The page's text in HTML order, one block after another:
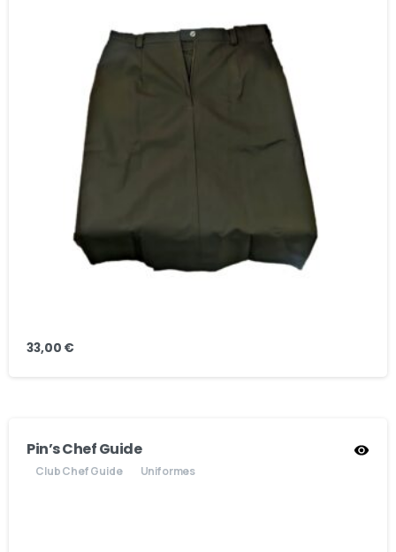
33,00 €
Pin’s Chef Guide
Club Chef Guide Uniformes